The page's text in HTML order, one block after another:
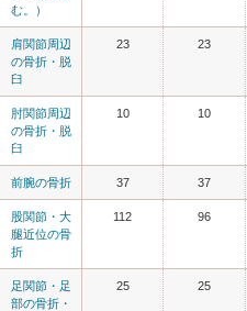
む。）
肩関節周辺
の骨折・脱
臼
23 23
肘関節周辺
の骨折・脱
臼
10 10
前腕の骨折 37 37
股関節・大
腿近位の骨
折
112 96
足関節・足
部の骨折・
25 25